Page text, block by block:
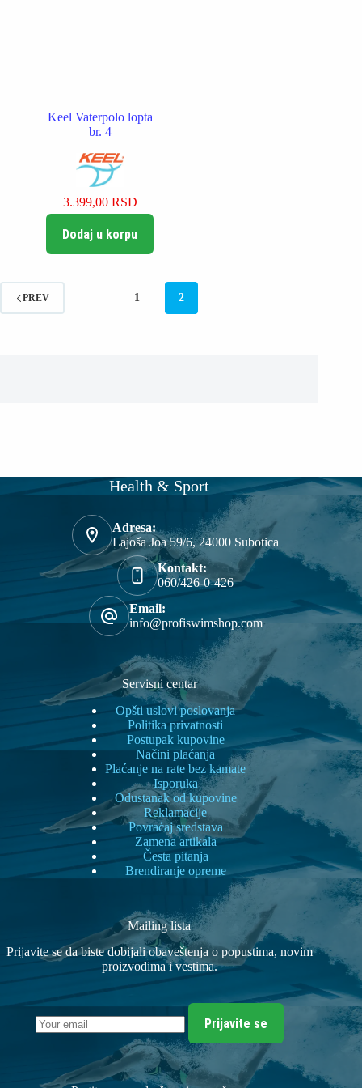
Keel Vaterpolo lopta
br. 4
3.399,00 RSD
Dodaj u korpu
PREV 1 2
Health & Sport
Adresa:
Lajoša Joa 59/6, 24000 Subotica
Kontakt:
060/426-0-426
Email:
info@profiswimshop.com
Servisni centar
Opšti uslovi poslovanja
Politika privatnosti
Postupak kupovine
Načini plaćanja
Plaćanje na rate bez kamate
Isporuka
Odustanak od kupovine
Reklamacije
Povraćaj sredstava
Zamena artikala
Česta pitanja
Brendiranje opreme
Mailing lista
Prijavite se da biste dobijali obaveštenja o popustima, novim
proizvodima i vestima.
Prijavite se